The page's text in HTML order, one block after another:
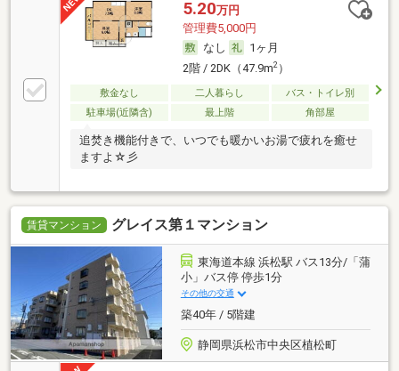
5.20万円
管理費5,000円
なし
1ヶ月
2階 / 2DK（47.9m2）
敷金なし 二人暮らし
バス・トイレ別
駐車場(近隣含)
最上階 角部屋
追焚き機能付きで、いつでも暖かいお湯で疲れを癒せ
ますよ☆彡
賃貸マンション グレイス第１マンション
東海道本線 浜松駅 バス13分/「蒲
小」バス停 停歩1分
その他の交通
築40年 / 5階建
静岡県浜松市中央区植松町